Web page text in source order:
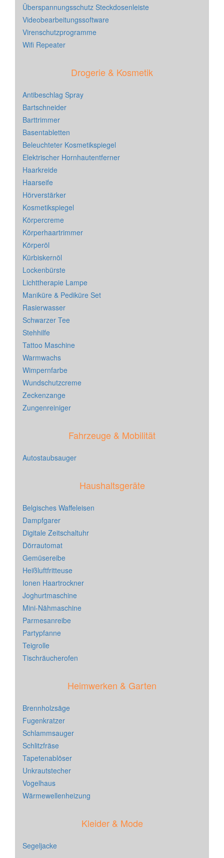
Überspannungsschutz Steckdosenleiste
Videobearbeitungssoftware
Virenschutzprogramme
Wifi Repeater
Drogerie & Kosmetik
Antibeschlag Spray
Bartschneider
Barttrimmer
Basentabletten
Beleuchteter Kosmetikspiegel
Elektrischer Hornhautentferner
Haarkreide
Haarseife
Hörverstärker
Kosmetikspiegel
Körpercreme
Körperhaartrimmer
Körperöl
Kürbiskernöl
Lockenbürste
Lichttherapie Lampe
Maniküre & Pediküre Set
Rasierwasser
Schwarzer Tee
Stehhilfe
Tattoo Maschine
Warmwachs
Wimpernfarbe
Wundschutzcreme
Zeckenzange
Zungenreiniger
Fahrzeuge & Mobilität
Autostaubsauger
Haushaltsgeräte
Belgisches Waffeleisen
Dampfgarer
Digitale Zeitschaltuhr
Dörrautomat
Gemüsereibe
Heißluftfritteuse
Ionen Haartrockner
Joghurtmaschine
Mini-Nähmaschine
Parmesanreibe
Partypfanne
Teigrolle
Tischräucherofen
Heimwerken & Garten
Brennholzsäge
Fugenkratzer
Schlammsauger
Schlitzfräse
Tapetenablöser
Unkrautstecher
Vogelhaus
Wärmewellenheizung
Kleider & Mode
Segeljacke